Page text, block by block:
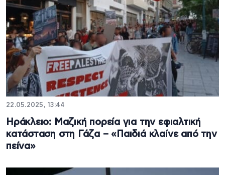
22.05.2025, 13:44
Ηράκλειο: Μαζική πορεία για την εφιαλτική
κατάσταση στη Γάζα – «Παιδιά κλαίνε από την
πείνα»